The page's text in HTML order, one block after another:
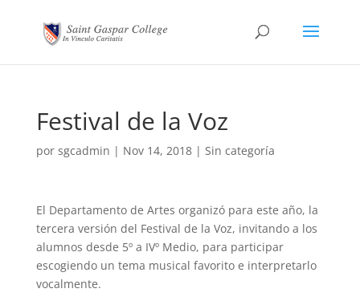
Festival de la Voz
por sgcadmin | Nov 14, 2018| Sin categoría
El Departamento de Artes organizó para este año, la
tercera versión del Festival de la Voz, invitando a los
alumnos desde 5º a IVº Medio, para participar
escogiendo un tema musical favorito e interpretarlo
vocalmente.